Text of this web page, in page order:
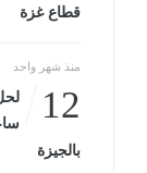
قطاع غزة
منذ شهر واحد
12
بالجيزة